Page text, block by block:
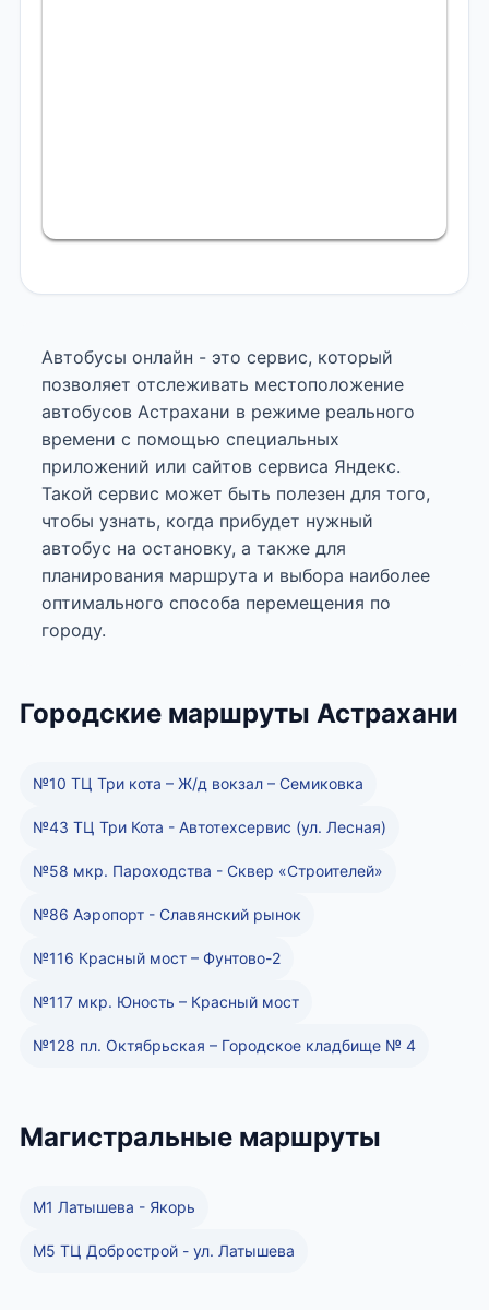
Автобусы онлайн - это сервис, который
позволяет отслеживать местоположение
автобусов Астрахани в режиме реального
времени с помощью специальных
приложений или сайтов сервиса Яндекс.
Такой сервис может быть полезен для того,
чтобы узнать, когда прибудет нужный
автобус на остановку, а также для
планирования маршрута и выбора наиболее
оптимального способа перемещения по
городу.
Городские маршруты Астрахани
№10 ТЦ Три кота – Ж/д вокзал – Семиковка
№43 ТЦ Три Кота - Автотехсервис (ул. Лесная)
№58 мкр. Пароходства - Сквер «Строителей»
№86 Аэропорт - Славянский рынок
№116 Красный мост – Фунтово-2
№117 мкр. Юность – Красный мост
№128 пл. Октябрьская – Городское кладбище № 4
Магистральные маршруты
М1 Латышева - Якорь
М5 ТЦ Добрострой - ул. Латышева